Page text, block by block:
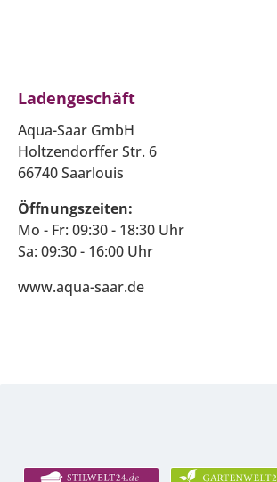
Ladengeschäft
Aqua-Saar GmbH
Holtzendorffer Str. 6
66740 Saarlouis
Öffnungszeiten:
Mo - Fr: 09:30 - 18:30 Uhr
Sa: 09:30 - 16:00 Uhr
www.aqua-saar.de